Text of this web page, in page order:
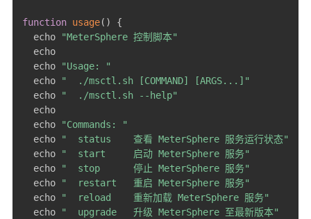
function usage( )
{
  echo
"MeterSphere 控制脚本"
  echo
  echo
"Usage: "
  echo
"  ./msctl.sh [COMMAND] [ARGS...]"
  echo
"  ./msctl.sh --help"
  echo
  echo
"Commands: "
  echo
"  status    查看 MeterSphere 服务运行状态"
  echo
"  start     启动 MeterSphere 服务"
  echo
"  stop      停止 MeterSphere 服务"
  echo
"  restart   重启 MeterSphere 服务"
  echo
"  reload    重新加载 MeterSphere 服务"
  echo
"  upgrade   升级 MeterSphere 至最新版本"